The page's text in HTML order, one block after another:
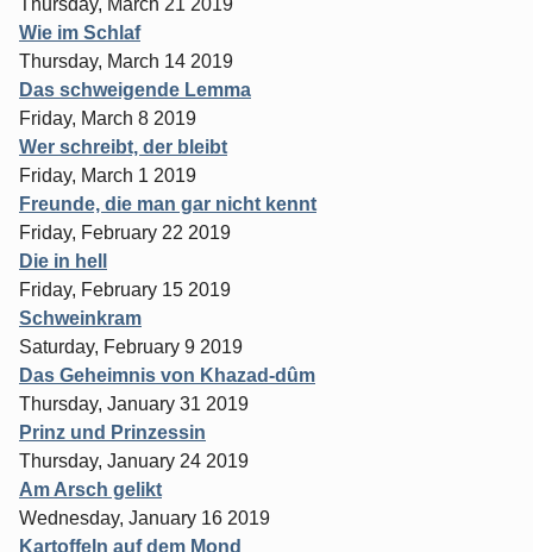
Thursday, March 21 2019
Wie im Schlaf
Thursday, March 14 2019
Das schweigende Lemma
Friday, March 8 2019
Wer schreibt, der bleibt
Friday, March 1 2019
Freunde, die man gar nicht kennt
Friday, February 22 2019
Die in hell
Friday, February 15 2019
Schweinkram
Saturday, February 9 2019
Das Geheimnis von Khazad-dûm
Thursday, January 31 2019
Prinz und Prinzessin
Thursday, January 24 2019
Am Arsch gelikt
Wednesday, January 16 2019
Kartoffeln auf dem Mond